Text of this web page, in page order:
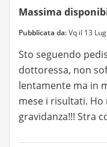
Massima
Pubblicata da:Vq il 13
Sto seguendo
dottoressa, non
lentamente ma in
mese i risultati. Ho
gravidanza!!! Stra